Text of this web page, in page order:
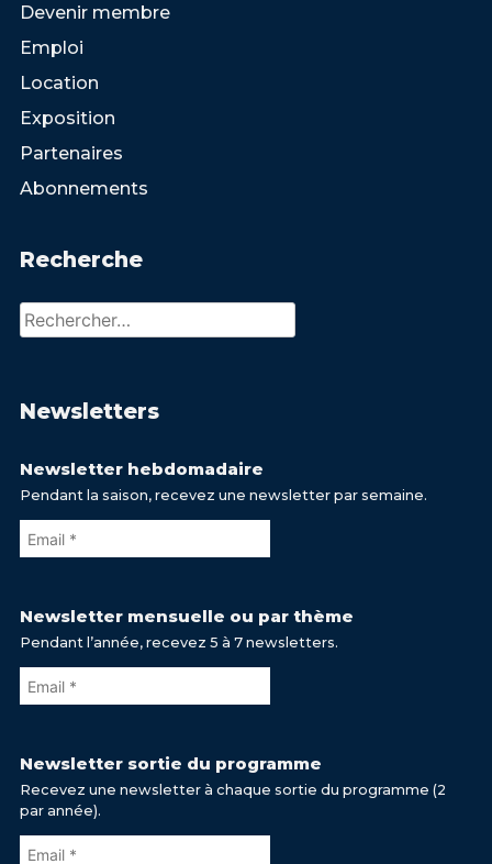
Devenir membre
Emploi
Location
Exposition
Partenaires
Abonnements
Recherche
Rechercher :
Newsletters
Newsletter hebdomadaire
Pendant la saison, recevez une newsletter par semaine.
Newsletter mensuelle ou par thème
Pendant l’année, recevez 5 à 7 newsletters.
Newsletter sortie du programme
Recevez une newsletter à chaque sortie du programme (2
par année).